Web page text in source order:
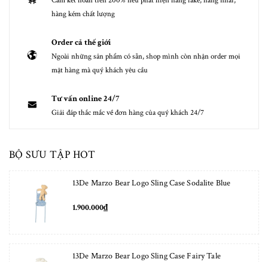
hàng kém chất lượng
Order cả thế giới
Ngoài những sản phẩm có sẵn, shop mình còn nhận order mọi
mặt hàng mà quý khách yêu cầu
Tư vấn online 24/7
Giải đáp thắc mắc về đơn hàng của quý khách 24/7
BỘ SƯU TẬP HOT
13De Marzo Bear Logo Sling Case Sodalite Blue
1.900.000₫
13De Marzo Bear Logo Sling Case Fairy Tale